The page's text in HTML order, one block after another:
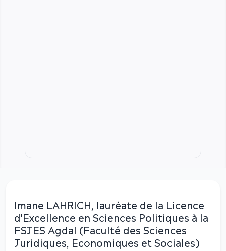
Imane LAHRICH, lauréate de la Licence
d'Excellence en Sciences Politiques à la
FSJES Agdal (Faculté des Sciences
Juridiques, Economiques et Sociales)